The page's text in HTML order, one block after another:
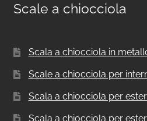
Scale a chiocciola
Scala a chiocciola in
Scale a chiocciola per
Scala a chiocciola per
Scala a chiocciola per